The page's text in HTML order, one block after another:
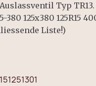
Typ
380 125x380 125R15
Liste!)